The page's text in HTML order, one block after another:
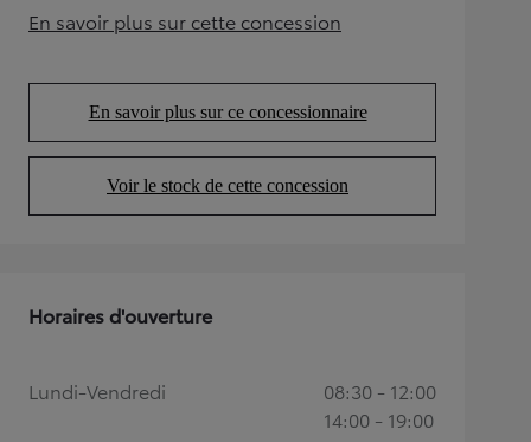
En savoir plus sur cette concession
(Opens in new tab)
En savoir plus sur ce concessionnaire
(Opens in new tab)
Voir le stock de cette concession
(Opens in new tab)
Horaires d'ouverture
Lundi-Vendredi
08:30 - 12:00
14:00 - 19:00